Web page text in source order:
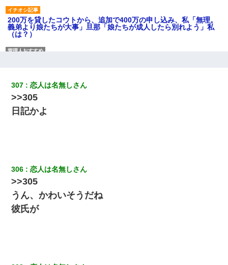
200万を貸したコウトから、追加で400万の申し込み、私「無理。
義弟より娘たちが大事」旦那「娘たちが成人したら別れよう」私
（は？）
【報告者がキチ】嫁「妊娠した」俺『それじゃあ皆に祝ってもら
おう』友人達を家に連れ帰ってホームパーティー→俺『皆に祝え
てもらえて良かったな！』→
３２歳俺「ずっと好きでした！！付き合って下さい！」 ２５歳
彼女「うん！！絶対幸せになろうね！！！！」 → ７年後ｗｗ
ｗｗｗ
【衝撃】ヤンキー女に「サせて」って言った結果
307 恋人は名無しさん
>>305
日記かよ
306 恋人は名無しさん
>>305
うん、かわいそうだね
彼氏が